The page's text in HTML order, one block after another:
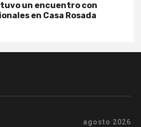
un encuentro con
en Casa Rosada
agosto 2026